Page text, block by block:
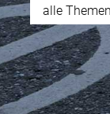
alle Themen